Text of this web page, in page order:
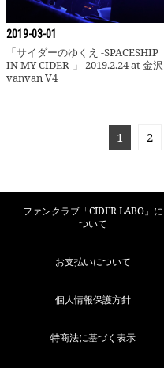
2019-03-01
「サイダーのゆくえ -SPACESHIP
IN MY CIDER-」 2019.2.24 at 金沢
vanvan V4
1 2
ファンクラブ「CIDER LABO」に
ついて
お支払いについて
個人情報保護方針
特商法に基づく表示